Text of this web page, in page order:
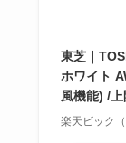
東芝｜
ホワイト
風機能) /
楽天ビック